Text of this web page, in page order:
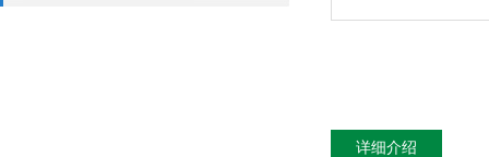
详细介绍